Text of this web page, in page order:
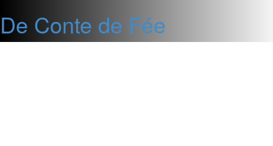
De Conte de Fée